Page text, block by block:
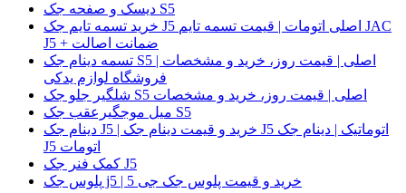
دیسک و صفحه جک S5
خرید تسمه تایم جک J5 اصلی اتومات | قیمت تسمه تایم JAC
J5 + ضمانت اصالت
تسمه دینام جک S5 اصلی | قیمت روز، خرید و مشخصات |
فروشگاه لوازم یدکی
شلگیر جلو جک S5 اصلی | قیمت روز، خرید و مشخصات
میل موجگیرعقب جک S5
دینام جک J5 | خرید و قیمت دینام جک J5 اتوماتیک | دینام جک
J5 اتومات
کمک فنر جک J5
پلوس جک j5 | خرید و قیمت پلوس جک جی 5